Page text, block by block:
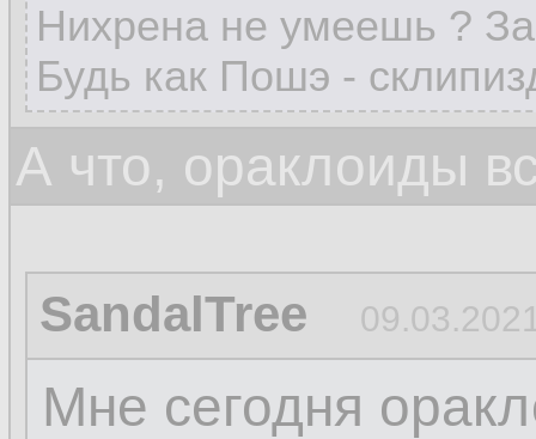
Нихрена не умеешь ?
Будь как Пошэ -
А что, ораклоиды
SandalTree
Мне сегодня